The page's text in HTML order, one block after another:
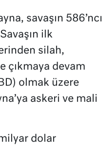
savaşın 586’ncı
ilk
silah,
çıkmaya devam
olmak üzere
askeri ve mali
dolar